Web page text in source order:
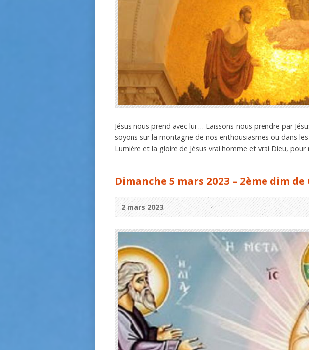
Jésus nous prend avec lui … Laissons-nous prendre par
soyons sur la montagne de nos enthousiasmes ou dans
Lumière et la gloire de Jésus vrai homme et vrai Dieu,
Dimanche 5 mars 2023 – 2ème dim de
2 mars 2023